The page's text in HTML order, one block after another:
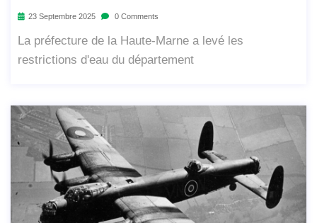
23 Septembre 2025 0 Comments
La préfecture de la Haute-Marne a levé les
restrictions d'eau du département